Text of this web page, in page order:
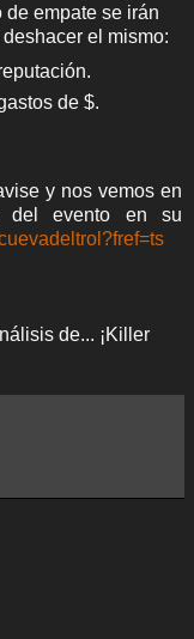
empate se irán
el mismo:
de $.
y nos vemos en
del evento en su
de... ¡Killer